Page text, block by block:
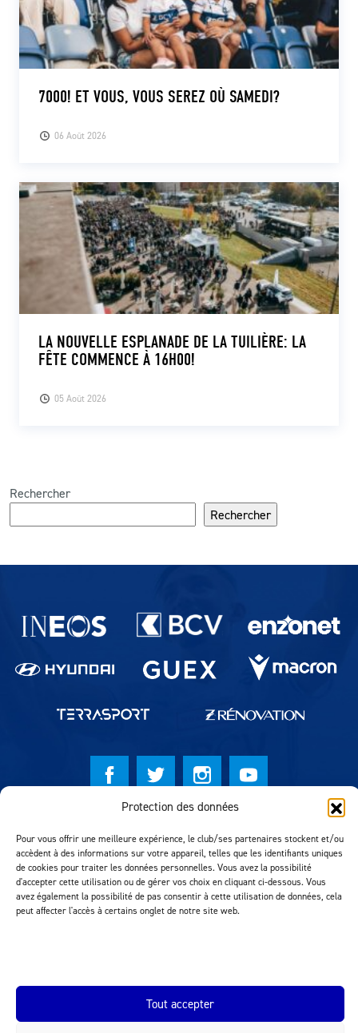
Protection des données
Pour vous offrir une meilleure expérience, le club/ses partenaires stockent et/ou
accèdent à des informations sur votre appareil, telles que les identifiants uniques
de cookies pour traiter les données personnelles. Vous avez la possibilité
d'accepter cette utilisation ou de gérer vos choix en cliquant ci-dessous. Vous
avez également la possibilité de pas consentir à cette utilisation de données, cela
peut affecter l'accès à certains onglet de notre site web.
Tout accepter
06 Août 2026
7000! ET VOUS, VOUS SEREZ OÙ SAMEDI?
05 Août 2026
LA NOUVELLE ESPLANADE DE LA TUILIÈRE: LA
FÊTE COMMENCE À 16H00!
Rechercher
Rechercher
Partenaires du lausanne-Sport
Réalisation MTM Agency